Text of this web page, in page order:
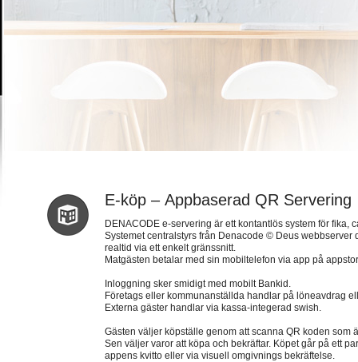
E-köp – Appbaserad QR Servering
DENACODE e-servering är ett kontantlös system för fika,
Systemet centralstyrs från Denacode © Deus webbserver
realtid via ett enkelt gränssnitt.
Matgästen betalar med sin mobiltelefon via app på
Inloggning sker smidigt med mobilt Bankid.
Företags eller kommunanställda handlar på löneavdrag
Externa gäster handlar via kassa-integerad swish.
Gästen väljer köpställe genom att scanna QR koden som
Sen väljer varor att köpa och bekräftar. Köpet går på ett
appens kvitto eller via visuell omgivnings bekräftelse.